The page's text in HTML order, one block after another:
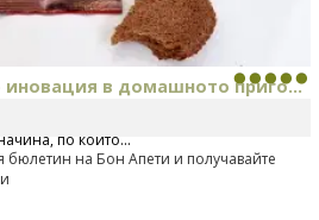
иновация в домашното приго...
предлагането на изцяло нов
по който...
на Бон Апети и получавайте